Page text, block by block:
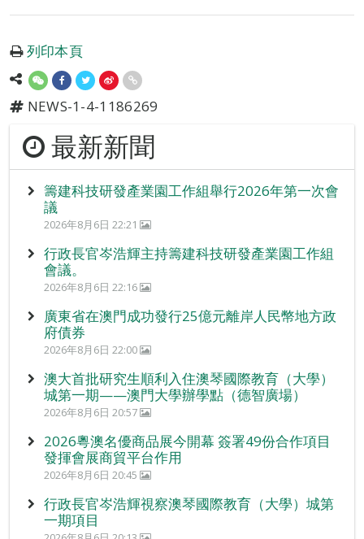
列印本頁
NEWS-1-4-1186269
最新新聞
籌建科技研發產業園工作組舉行2026年第一次會
議
2026年8月6日 22:21
行政長官岑浩輝主持籌建科技研發產業園工作組
會議。
2026年8月6日 22:16
廣東省在澳門成功發行25億元離岸人民幣地方政
府債券
2026年8月6日 22:00
澳大首批研究生順利入住澳琴國際教育（大學）
城第一期——澳門大學辦學點（德智廣場）
2026年8月6日 20:57
2026粵澳名優商品展今開幕 簽署49份合作項目
發揮會展商貿平台作用
2026年8月6日 20:45
行政長官岑浩輝視察澳琴國際教育（大學）城第
一期項目